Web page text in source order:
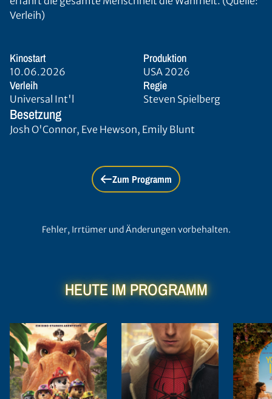
Verleih)
Kinostart
10.06.2026
Produktion
USA 2026
Verleih
Universal Int'l
Regie
Steven Spielberg
Besetzung
Josh O'Connor, Eve Hewson, Emily Blunt
Zum Programm
Fehler, Irrtümer und Änderungen vorbehalten.
HEUTE IM PROGRAMM